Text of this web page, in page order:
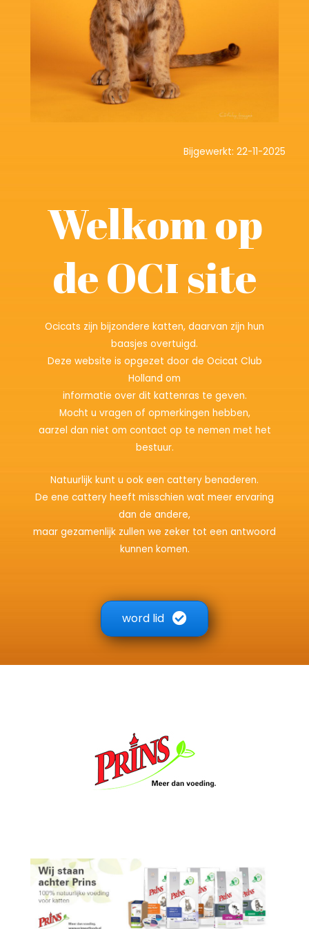
Bijgewerkt: 22-11-2025
Welkom op
de OCI site
Ocicats zijn bijzondere katten, daarvan zijn hun
baasjes overtuigd.
Deze website is opgezet door de Ocicat Club
Holland om
informatie over dit kattenras te geven.
Mocht u vragen of opmerkingen hebben,
aarzel dan niet om contact op te nemen met het
bestuur.
Natuurlijk kunt u ook een cattery benaderen.
De ene cattery heeft misschien wat meer ervaring
dan de andere,
maar gezamenlijk zullen we zeker tot een antwoord
kunnen komen.
word lid